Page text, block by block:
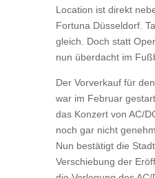
Location ist direkt
Fortuna Düsseldorf.
gleich. Doch statt
nun überdacht im
Der Vorverkauf für
war im Februar
das Konzert von AC/
noch gar nicht
Nun bestätigt die
Verschiebung der